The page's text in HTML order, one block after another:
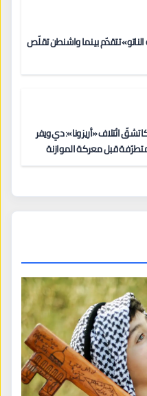
تتقدّم بينما واشنطن تقلّص
ضريبة الثروة في بلجيكا تشقّ ائتلاف «أريزونا»: دي ويفر
قبل معركة الموازنة